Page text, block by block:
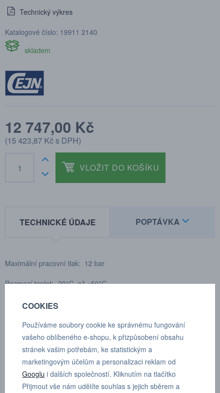
Technický výkres
Katalogové číslo: 19911 2140
skladem
12 747,00 Kč
(15 423,87 Kčs DPH)
VLOŽIT DO KOŠÍKU
TECHNICKÉ ÚDAJE POPTÁVKA
Maximální pracovní tlak: 12 bar
Rozmezí teplot: -20°C až +60°C
Pracovní délka: 10m
Materiál hadice: Opletená PUR 11x16mm
Zakončení: vnější závit R 1/2"
Hmotnost: 6,3kg
COOKIES
Používáme soubory cookie ke správnému fungování
vašeho oblíbeného e-shopu, k přizpůsobení obsahu
stránek vašim potřebám, ke statistickým a
marketingovým účelům a personalizaci reklam od
Googlu i dalších společností. Kliknutím na tlačítko
Přijmout vše nám udělíte souhlas s jejich sběrem a